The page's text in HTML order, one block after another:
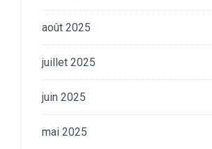
août 2025
juillet 2025
juin 2025
mai 2025